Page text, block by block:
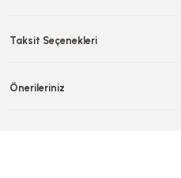
Taksit Seçenekleri
Önerileriniz